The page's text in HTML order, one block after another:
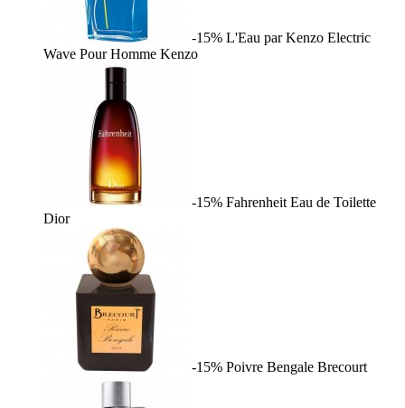
-15% L'Eau par Kenzo Electric
Wave Pour Homme Kenzo
-15% Fahrenheit Eau de Toilette
Dior
-15% Poivre Bengale Brecourt